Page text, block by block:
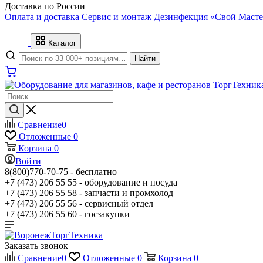
Доставка по России
Оплата и доставка Сервис и монтаж Дезинфекция «Свой
Каталог
Найти
Сравнение0
Отложенные 0
Корзина 0
Войти
8(800)770-70-75 - бесплатно
+7 (473) 206 55 55 - оборудование и посуда
+7 (473) 206 55 58 - запчасти и промхолод
+7 (473) 206 55 56 - сервисный отдел
+7 (473) 206 55 60 - госзакупки
Заказать звонок
Сравнение0 Отложенные 0 Корзина 0